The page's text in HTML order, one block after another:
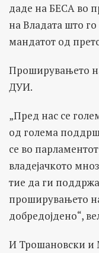
даде на БЕСА во
на Владата што
мандатот од
Проширувањето
ДУИ.
„Пред нас се
од голема
се во
владејачкото
тие да ги
проширувањето
добредојдено“,
И Трошановски и